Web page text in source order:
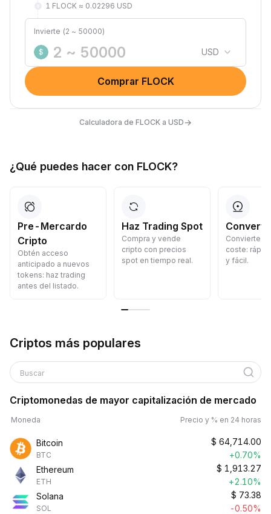
1 FLOCK ≈ 0.02296 USD
Invierte (2 ~ 50000)
$ USD
Comprar FLOCK
Calculadora de FLOCK a USD→
¿Qué puedes hacer con FLOCK?
Pre-Mercardo
Cripto
Obtén acceso
anticipado a nuevos
tokens: haz trading
antes del listado.
Haz Trading Spot
Compra y vende
cripto con precios
spot en tiempo real.
Convertir
Convierte
coste:
y fácil.
Criptos más populares
Buscar
Criptomonedas de mayor capitalización de mercado
Moneda Precio y % en 24 horas
Bitcoin
BTC
$ 64,714.00
+0.70%
Ethereum
ETH
$ 1,913.27
+2.10%
Solana
SOL
$ 73.38
-0.50%